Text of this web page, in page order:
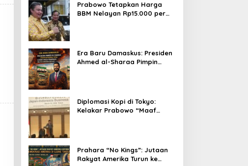
Prabowo Tetapkan Harga
BBM Nelayan Rp15.000 per
Era Baru Damaskus: Presiden
Ahmed al-Sharaa Pimpin
Diplomasi Kopi di Tokyo:
Kelakar Prabowo “Maaf
Prahara “No Kings”: Jutaan
Rakyat Amerika Turun ke